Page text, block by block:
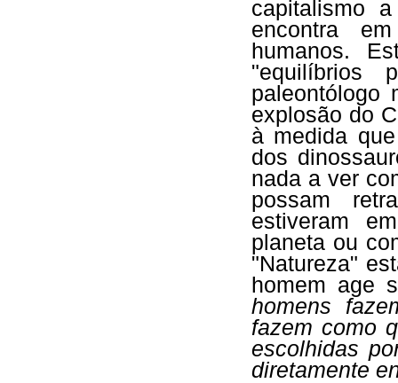
capitalismo
encontra
humanos.
"equilíbrios
paleontólogo
explosão do
à medida
dos
nada a ver
possam
estiveram
planeta ou
"Natureza"
homem age
homens
fazem como
escolhidas
diretamente